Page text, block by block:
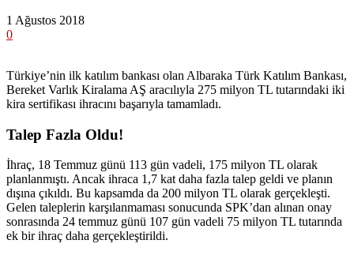
1 Ağustos 2018
0
Türkiye’nin ilk katılım bankası olan Albaraka Türk Katılım Bankası,
Bereket Varlık Kiralama AŞ aracılıyla 275 milyon TL tutarındaki iki
kira sertifikası ihracını başarıyla tamamladı.
Talep Fazla Oldu!
İhraç, 18 Temmuz günü 113 gün vadeli, 175 milyon TL olarak
planlanmıştı. Ancak ihraca 1,7 kat daha fazla talep geldi ve planın
dışına çıkıldı. Bu kapsamda da 200 milyon TL olarak gerçekleşti.
Gelen taleplerin karşılanmaması sonucunda SPK’dan alınan onay
sonrasında 24 temmuz günü 107 gün vadeli 75 milyon TL tutarında
ek bir ihraç daha gerçekleştirildi.